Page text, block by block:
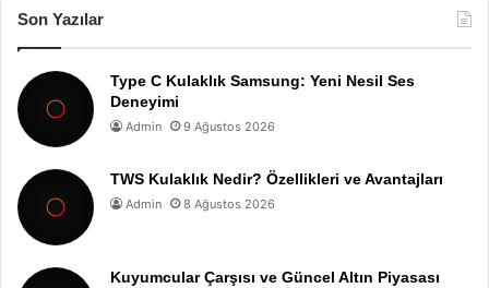
Son Yazılar
Type C Kulaklık Samsung: Yeni Nesil Ses
Deneyimi
Admin 9 Ağustos 2026
TWS Kulaklık Nedir? Özellikleri ve Avantajları
Admin 8 Ağustos 2026
Kuyumcular Çarşısı ve Güncel Altın Piyasası